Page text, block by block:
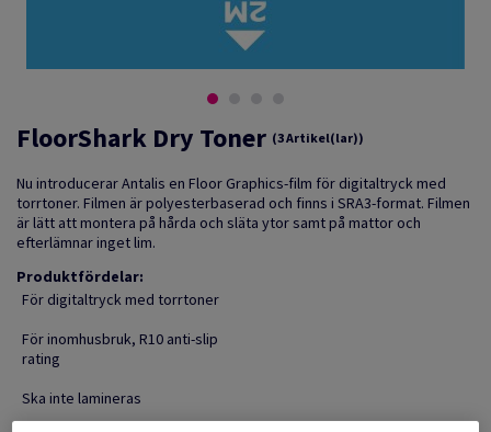
FloorShark Dry Toner (3 Artikel(lar))
Nu introducerar Antalis en Floor Graphics-film för digitaltryck med
torrtoner. Filmen är polyesterbaserad och finns i SRA3-format. Filmen
är lätt att montera på hårda och släta ytor samt på mattor och
efterlämnar inget lim.
Produktfördelar:
För digitaltryck med torrtoner
För inomhusbruk, R10 anti-slip
rating
Ska inte lamineras